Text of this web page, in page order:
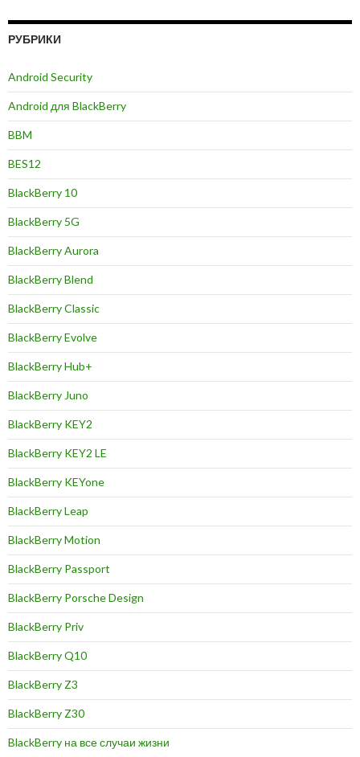
РУБРИКИ
Android Security
Android для BlackBerry
BBM
BES12
BlackBerry 10
BlackBerry 5G
BlackBerry Aurora
BlackBerry Blend
BlackBerry Classic
BlackBerry Evolve
BlackBerry Hub+
BlackBerry Juno
BlackBerry KEY2
BlackBerry KEY2 LE
BlackBerry KEYone
BlackBerry Leap
BlackBerry Motion
BlackBerry Passport
BlackBerry Porsche Design
BlackBerry Priv
BlackBerry Q10
BlackBerry Z3
BlackBerry Z30
BlackBerry на все случаи жизни